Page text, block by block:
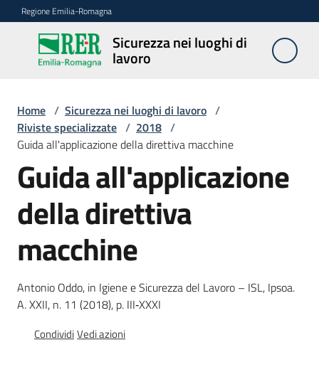
Vai al contenuto
Vai alla navigazione
Vai al footer
Regione Emilia-Romagna
Sicurezza nei luoghi di
lavoro
Sicurezza
nei
lavoro
Notizie
Sicurezza
nelle
Coordinamento
prevenzione
vigilanza
Home / Sicurezza nei luoghi di lavoro /
Riviste specializzate / 2018 /
Guida all'applicazione della direttiva macchine
Guida all'applicazione
della direttiva
macchine
Antonio Oddo, in Igiene e Sicurezza del Lavoro – ISL, Ipsoa.
A. XXII, n. 11 (2018), p. III‐XXXI
CondividiVedi azioni